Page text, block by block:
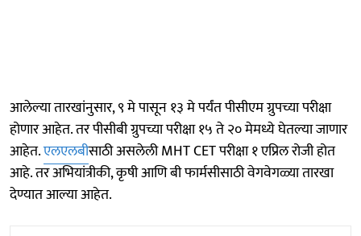
आलेल्या तारखांनुसार, ९ मे पासून १३ मे पर्यंत पीसीएम ग्रुपच्या परीक्षा
होणार आहेत. तर पीसीबी ग्रुपच्या परीक्षा १५ ते २० मेमध्ये घेतल्या जाणार
आहेत.एलएलबीसाठी असलेली MHT CET परीक्षा १ एप्रिल रोजी होत
आहे. तर अभियांत्रीकी, कृषी आणि बी फार्मसीसाठी वेगवेगळ्या तारखा
देण्यात आल्या आहेत.